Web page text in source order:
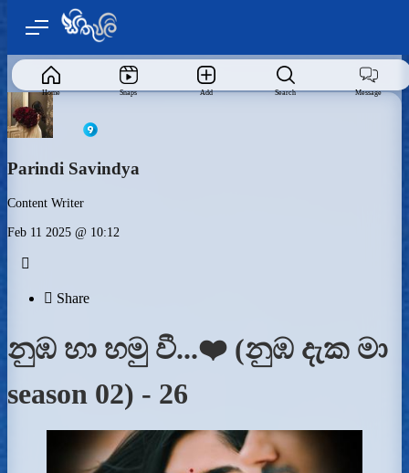
Home Snaps Add Search Message
Parindi Savindya
Content Writer
Feb 11 2025 @ 10:12

 Share
නුඹ හා හමු වී...❤️ (නුඹ දැක මා
season 02) - 26